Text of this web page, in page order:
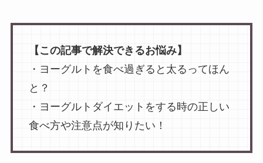
【この記事で解決できるお悩み】
・ヨーグルトを食べ過ぎると太るってほん
と？
・ヨーグルトダイエットをする時の正しい
食べ方や注意点が知りたい！